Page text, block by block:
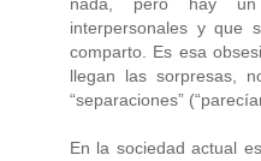
nada, pero hay un
interpersonales y que
comparto. Es esa
llegan las sorpresas,
“separaciones”
En la sociedad actual